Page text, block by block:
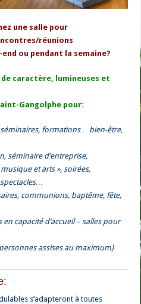
une salle pour
réunions
end ou pendant la semaine?
caractère, lumineuses et
Gangolphe pour:
séminaires, formations… bien-être,
séminaire d’entreprise,
musique et arts », soirées,
communions, baptême, fête,
en capacité d’accueil – salles pour
personnes assises au maximum)
s’adapteront à toutes